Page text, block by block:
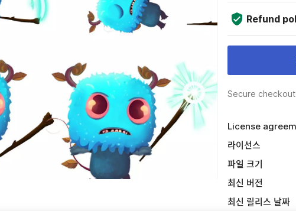
Refund
Secure
License
라이선스
파일 크기
최신 버전
최신 릴리스 날짜